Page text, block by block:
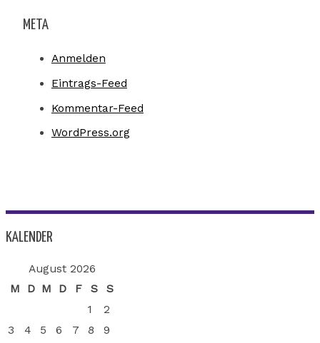
META
Anmelden
Eintrags-Feed
Kommentar-Feed
WordPress.org
KALENDER
August 2026
M
D M D F S
S
1
2
3
4 5 6 7 8
9